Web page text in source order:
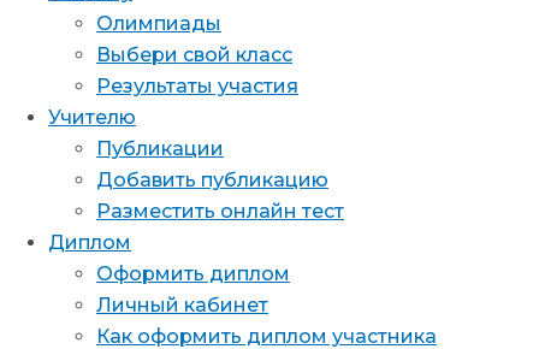
Олимпиады
Выбери свой класс
Результаты участия
Учителю
Публикации
Добавить публикацию
Разместить онлайн тест
Диплом
Оформить диплом
Личный кабинет
Как оформить диплом участника